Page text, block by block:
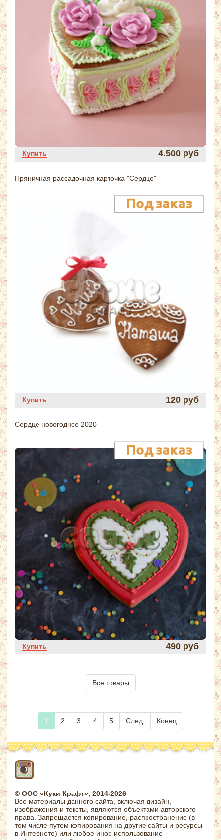
Купить 4.500 руб
Пряничная рассадочная карточка "Сердце"
Купить 120 руб
Сердце новогоднее 2020
Купить 490 руб
Все товары
1 2 3 4 5 След. Конец
© ООО «Куки Крафт», 2014-2026
Все материалы данного сайта, включая дизайн,
изображения и тексты, являются объектами авторского
права. Запрещается копирование, распространение (в
том числе путем копирования на другие сайты и ресурсы
в Интернете) или любое иное использование